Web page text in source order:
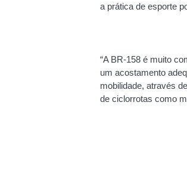
a prática de esporte
“A BR-158 é muito
um acostamento
mobilidade, através
de ciclorrotas como